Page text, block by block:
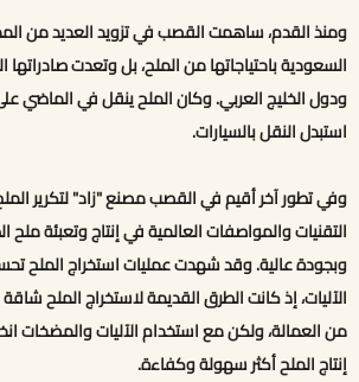
ومنذ القدم، ساهمت القصب في تزويد العديد من
السعودية باحتياجاتها من الملح، بل وتعدت صادراتها
ودول الخليج العربي. وكان الملح ينقل في الماضي
استبدل النقل بالسيارات.
وفي تطور آخر أقيم في القصب مصنع "زاد" لتكرير
التقنيات والمواصفات العالمية في إنتاج وتعبئة ملح
وبجودة عالية. وقد شهدت عمليات استخراج الملح
الآليات، إذ كانت الطرق القديمة لاستخراج الملح
من العمالة، ولكن مع استخدام الآليات والمضخات
إنتاج الملح أكثر سهولة وكفاءة.